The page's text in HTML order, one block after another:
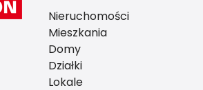
Nieruchomości
Mieszkania
Domy
Działki
Lokale